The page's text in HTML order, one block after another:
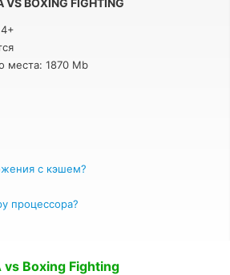
VS BOXING FIGHTING
места: 1870 Mb
с кэшем?
процессора?
vs Boxing Fighting